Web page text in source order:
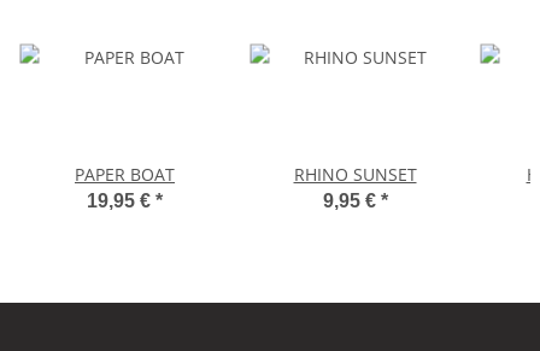
PAPER BOAT
19,95 € *
RHINO SUNSET
9,95 € *